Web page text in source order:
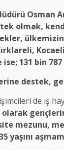
Osman
olmak,
131 bin
destek,
de iş
olarak
mezunu,
yaşını